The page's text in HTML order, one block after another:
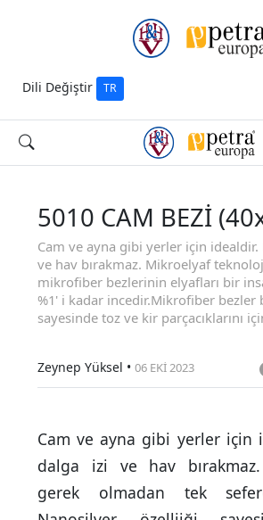
Dili Değiştir TR
5010 CAM BEZİ
Cam ve ayna gibi yerler için idealdir.
ve hav bırakmaz. Mikroelyaf
mikrofiber bezlerinin elyafları bir
%1' i kadar incedir.Mikrofiber bezler
sayesinde toz ve kir parçacıklarını
Zeynep Yüksel • 06 EKI 2023
Cam ve ayna gibi yerler için
dalga izi ve hav
gerek olmadan tek